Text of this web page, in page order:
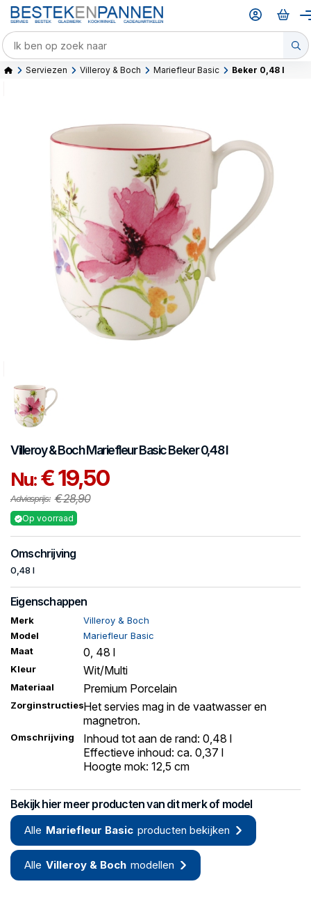
Serviezen Villeroy & Boch Mariefleur Basic Beker 0,48 l
Villeroy & BochMariefleur BasicBeker 0,48 l
Nu:€ 19,50
Adviesprijs: € 28,90
Op voorraad
Omschrijving
0,48 l
Eigenschappen
Merk
Villeroy & Boch
Model
Mariefleur Basic
Maat
0, 48 l
Kleur Wit/Multi
Materiaal Premium Porcelain
ZorginstructiesHet servies mag in de vaatwasser en
magnetron.
Omschrijving
Inhoud tot aan de rand: 0,48 l
Effectieve inhoud: ca. 0,37 l
Hoogte mok: 12,5 cm
Bekijk hier meer producten van dit merk of model
Alle Mariefleur Basic producten bekijken
Alle Villeroy & Boch modellen